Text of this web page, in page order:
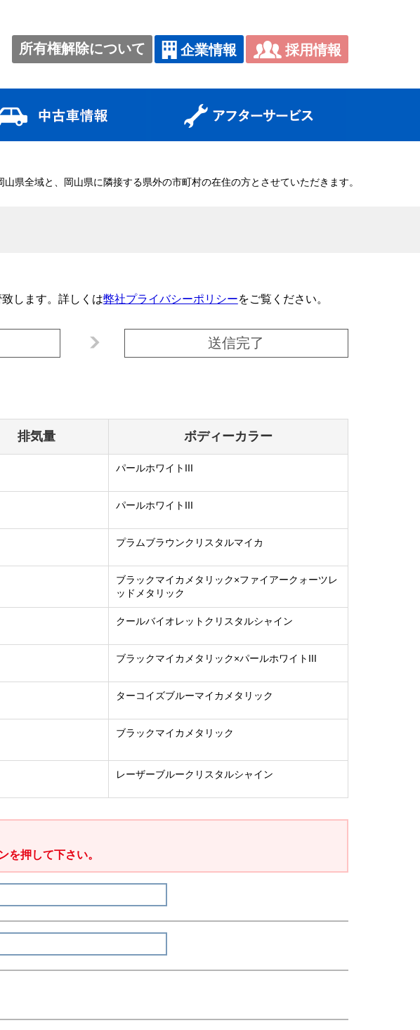
所有権解除について 企業情報 採用情報
県全域と、岡山県に隣接する県外の市町村の在住の方とさせていただきます。
します。詳しくは弊社プライバシーポリシーをご覧ください。
送信完了
排気量 ボディーカラー
パールホワイトIII
パールホワイトIII
プラムブラウンクリスタルマイカ
ブラックマイカメタリック×ファイアークォーツレ
ッドメタリック
クールバイオレットクリスタルシャイン
ブラックマイカメタリック×パールホワイトIII
ターコイズブルーマイカメタリック
ブラックマイカメタリック
レーザーブルークリスタルシャイン
押して下さい。